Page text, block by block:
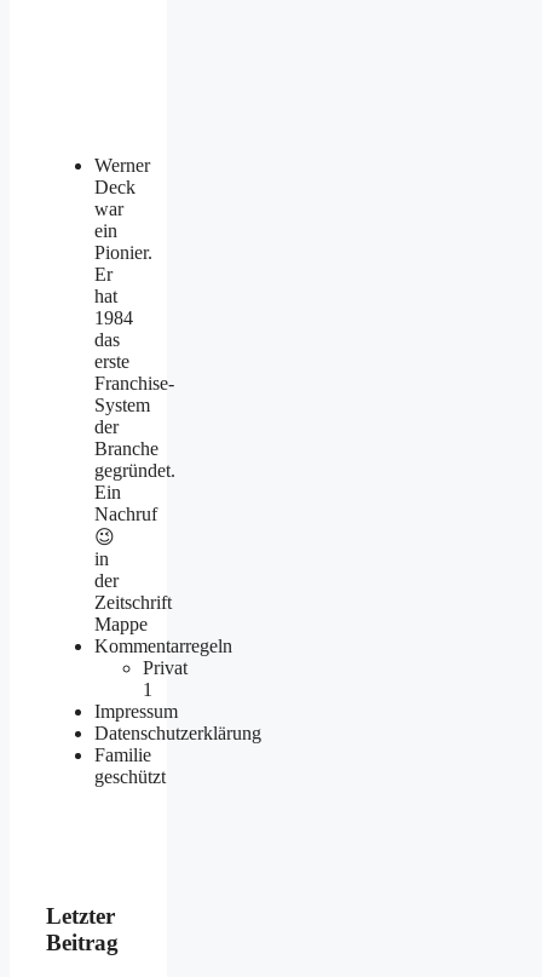
Werner
Deck
war
ein
Pionier.
Er
hat
1984
das
erste
Franchise-
System
der
Branche
gegründet.
Ein
Nachruf
😉
in
der
Zeitschrift
Mappe
Kommentarregeln
Privat
1
Impressum
Datenschutzerklärung
Familie
geschützt
Letzter
Beitrag